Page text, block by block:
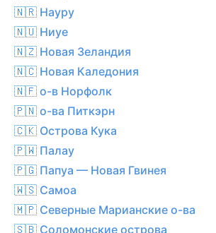
🇳🇷 Науру
🇳🇺 Ниуе
🇳🇿 Новая Зеландия
🇳🇨 Новая Каледония
🇳🇫 о-в Норфолк
🇵🇳 о-ва Питкэрн
🇨🇰 Острова Кука
🇵🇼 Палау
🇵🇬 Папуа — Новая Гвинея
🇼🇸 Самоа
🇲🇵 Северные Марианские о-ва
🇸🇧 Соломонские острова